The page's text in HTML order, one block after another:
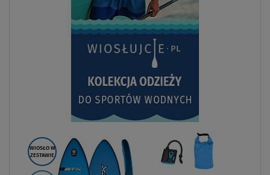
WIOSŁO W
ZESTAWIE